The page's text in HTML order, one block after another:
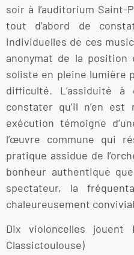
soir à l’auditorium
tout d’abord de
individuelles de ces
anonymat de la
soliste en pleine lumière
difficulté. L’assiduité
constater qu’il n’en est
exécution témoigne
l’œuvre commune qui
pratique assidue de
bonheur authentique
spectateur, la
chaleureusement
Dix violoncelles jouent
Classictoulouse)